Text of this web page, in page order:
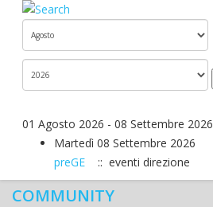
01 Agosto 2026 - 08 Settembre 2026
Martedì 08 Settembre 2026
preGE
:: eventi direzione
COMMUNITY